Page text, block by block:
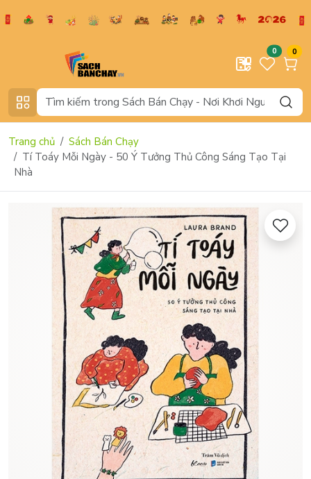
0 0
Trang chủ
Sách Bán Chạy
Tí Toáy Mỗi Ngày - 50 Ý Tưởng Thủ Công Sáng Tạo Tại
Nhà